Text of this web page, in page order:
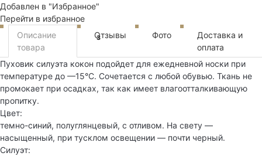
Добавлен в "Избранное"
Перейти в избранное
Описание
товара
Отзывы
3 Фото
Доставка и
оплата
Пуховик силуэта кокон подойдет для ежедневной носки при
температуре до —15°C. Сочетается с любой обувью. Ткань не
промокает при осадках, так как имеет влагоотталкивающую
пропитку.
Цвет:
темно-синий, полуглянцевый, с отливом. На свету —
насыщенный, при тусклом освещении — почти черный.
Силуэт: